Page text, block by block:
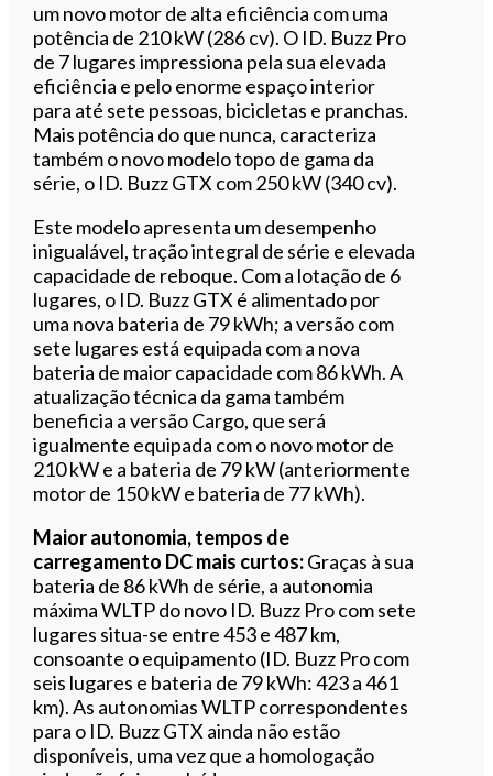
um novo motor de alta eficiência com uma
potência de 210 kW (286 cv). O ID. Buzz Pro
de 7 lugares impressiona pela sua elevada
eficiência e pelo enorme espaço interior
para até sete pessoas, bicicletas e pranchas.
Mais potência do que nunca, caracteriza
também o novo modelo topo de gama da
série, o ID. Buzz GTX com 250 kW (340 cv).
Este modelo apresenta um desempenho
inigualável, tração integral de série e elevada
capacidade de reboque. Com a lotação de 6
lugares, o ID. Buzz GTX é alimentado por
uma nova bateria de 79 kWh; a versão com
sete lugares está equipada com a nova
bateria de maior capacidade com 86 kWh. A
atualização técnica da gama também
beneficia a versão Cargo, que será
igualmente equipada com o novo motor de
210 kW e a bateria de 79 kW (anteriormente
motor de 150 kW e bateria de 77 kWh).
Maior autonomia, tempos de
carregamento DC mais curtos:Graças à sua
bateria de 86 kWh de série, a autonomia
máxima WLTP do novo ID. Buzz Pro com sete
lugares situa-se entre 453 e 487 km,
consoante o equipamento (ID. Buzz Pro com
seis lugares e bateria de 79 kWh: 423 a 461
km). As autonomias WLTP correspondentes
para o ID. Buzz GTX ainda não estão
disponíveis, uma vez que a homologação